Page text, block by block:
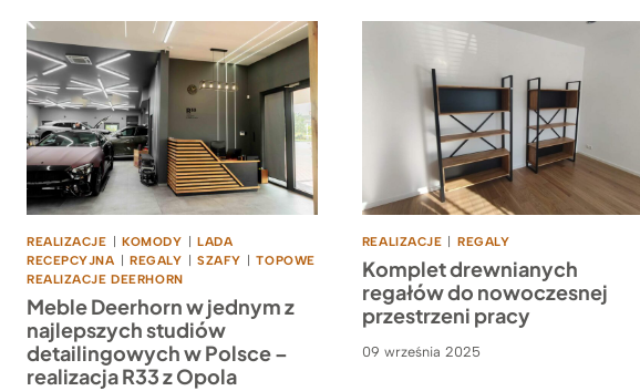
REALIZACJE | KOMODY | LADA
RECEPCYJNA | REGALY | SZAFY | TOPOWE
REALIZACJE DEERHORN
Meble Deerhorn w jednym z
najlepszych studiów
detailingowych w Polsce –
realizacja R33 z Opola
REALIZACJE | REGALY
Komplet drewnianych
regałów do nowoczesnej
przestrzeni pracy
09 września 2025